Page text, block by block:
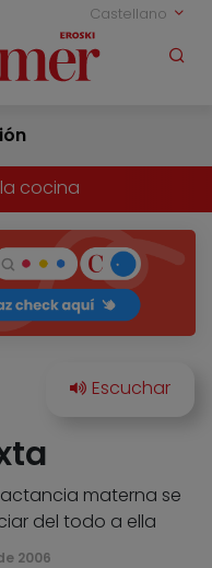
Castellano
la cocina
materna se
del todo a ella
2006